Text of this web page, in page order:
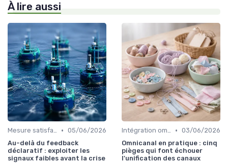
À lire aussi
Mesure satisfaction • 05/06/2026
Au-delà du feedback
déclaratif : exploiter les
signaux faibles avant la crise
Intégration omnicanal • 03/06/2026
Omnicanal en pratique : cinq
pièges qui font échouer
l'unification des canaux